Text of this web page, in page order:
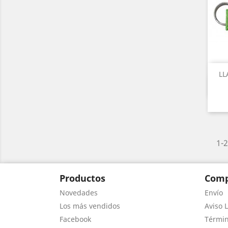
1-
Productos
Novedades
Los más vendidos
Facebook
Envío
Aviso